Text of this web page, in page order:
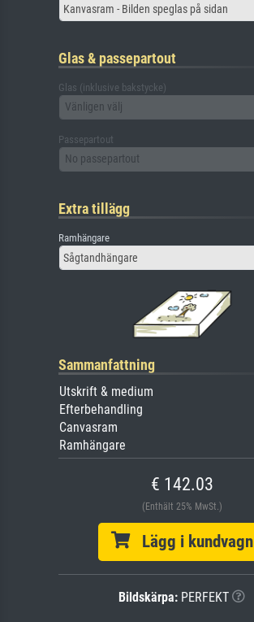
Kanvasram - Bilden speglas på sidan
Glas & passepartout
Glas (inklusive bakstycke)
Vänligen välj
Passepartout
No passepartout
Extra tillägg
Ramhängare
Sågtandhängare
Sammanfattning
Utskrift & medium
Efterbehandling
Canvasram
Ramhängare
€ 142.03
(Enthält 25% MwSt.)
Lägg i kundvagn
Bildskärpa: PERFEKT